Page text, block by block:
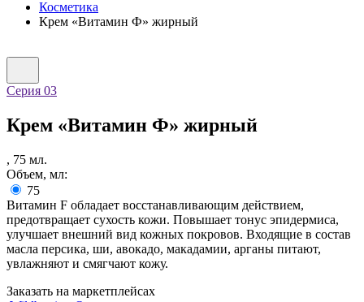
Косметика
Крем «Витамин Ф» жирный
Серия 03
Крем «Витамин Ф» жирный
, 75 мл.
Объем, мл:
75
Витамин F обладает восстанавливающим действием,
предотвращает сухость кожи. Повышает тонус эпидермиса,
улучшает внешний вид кожных покровов. Входящие в состав
масла персика, ши, авокадо, макадамии, арганы питают,
увлажняют и смягчают кожу.
Заказать на маркетплейсах